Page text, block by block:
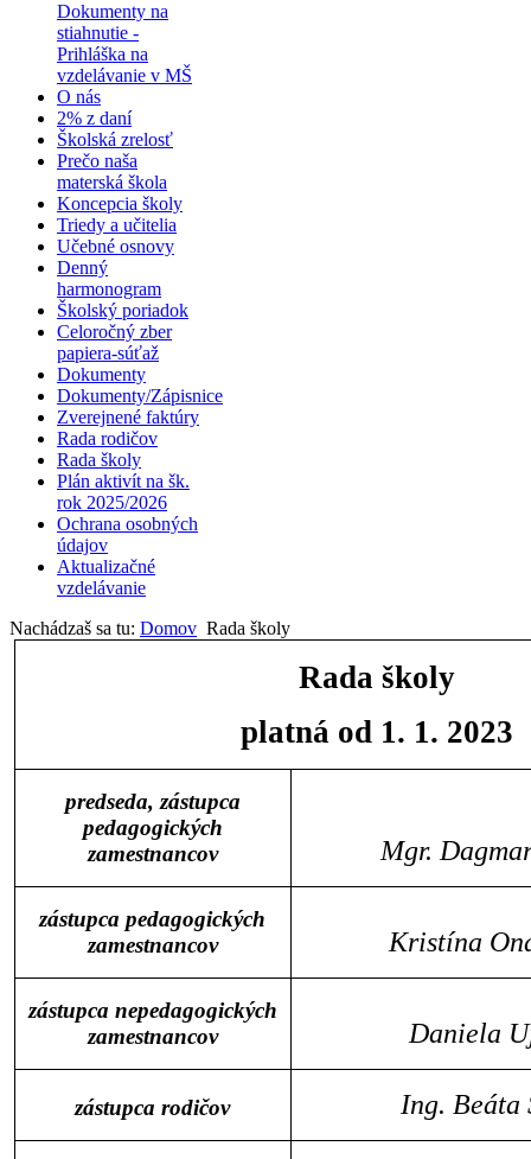
Dokumenty na
stiahnutie -
Prihláška na
vzdelávanie v MŠ
O nás
2% z daní
Školská zrelosť
Prečo naša
materská škola
Koncepcia školy
Triedy a učitelia
Učebné osnovy
Denný
harmonogram
Školský poriadok
Celoročný zber
papiera-súťaž
Dokumenty
Dokumenty/Zápisnice
Zverejnené faktúry
Rada rodičov
Rada školy
Plán aktivít na šk.
rok 2025/2026
Ochrana osobných
údajov
Aktualizačné
vzdelávanie
Nachádzaš sa tu: Domov Rada školy
Rada školy
platná od 1. 1. 2023
predseda, zástupca
pedagogických
zamestnancov
Mgr.
zástupca pedagogických
zamestnancov
Kristína
zástupca nepedagogických
zamestnancov
Daniela
zástupca rodičov Ing. Beáta